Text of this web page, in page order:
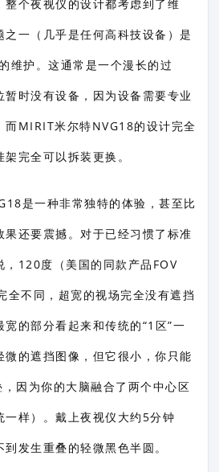
整个夜视仪的设计都考虑到了维
一（几乎是任何高科技设备）是
维护。这通常是一个漫长的过
时没有设备，因为设备需要专业
而MIRIT米尔特NVG18的设计完全
完全可以拆装更换。
是一种非常独特的体验，甚至比
果还要震撼。对于已经习惯了标准
，120度（美国的同款产品FOV
全不同，超宽的视场完全没有遮挡
的部分看起来和传统的“1区”一
微的遮挡图像，但它很小，你只能
，因为你的大脑融合了两个中心区
一样）。戴上夜视仪大约5分钟
发生重叠的轻微黑色半圆。